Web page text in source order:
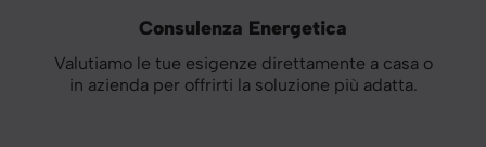
Consulenza Energetica
Valutiamo le tue esigenze direttamente a casa o
in azienda per offrirti la soluzione più adatta.